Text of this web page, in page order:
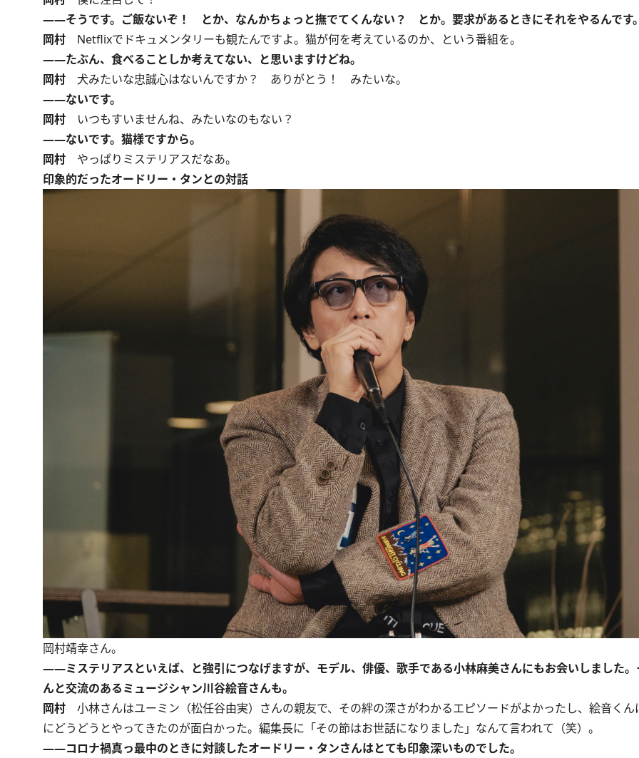
――そうです。ご飯ないぞ！ とか、なんかちょっと撫でてくんない？ とか。要求があるときにそれをやるんです
岡村 Netflixでドキュメンタリーも観たんですよ。猫が何を考えているのか、という番組を。
――たぶん、食べることしか考えてない、と思いますけどね。
岡村 犬みたいな忠誠心はないんですか？ ありがとう！ みたいな。
――ないです。
岡村 いつもすいませんね、みたいなのもない？
――ないです。猫様ですから。
岡村 やっぱりミステリアスだなあ。
印象的だったオードリー・タンとの対話
岡村靖幸さん。
――ミステリアスといえば、と強引につなげますが、モデル、俳優、歌手である小林麻美さんにもお会いしました
んと交流のあるミュージシャン川谷絵音さんも。
岡村 小林さんはユーミン（松任谷由実）さんの親友で、その絆の深さがわかるエピソードがよかったし、絵音くん
にどうどうとやってきたのが面白かった。編集長に「その節はお世話になりました」なんて言われて（笑）。
――コロナ禍真っ最中のときに対談したオードリー・タンさんはとても印象深いものでした。